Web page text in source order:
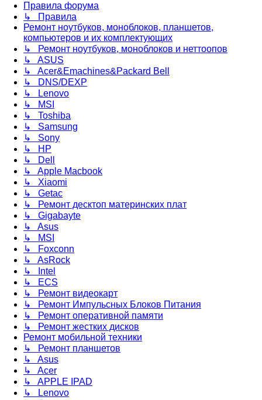
Правила форума
↳ Правила
Ремонт ноутбуков, моноблоков, планшетов,
компьютеров и их комплектующих
↳ Ремонт ноутбуков, моноблоков и неттоопов
↳ ASUS
↳ Acer&Emachines&Packard Bell
↳ DNS/DEXP
↳ Lenovo
↳ MSI
↳ Toshiba
↳ Samsung
↳ Sony
↳ HP
↳ Dell
↳ Apple Macbook
↳ Xiaomi
↳ Getac
↳ Ремонт десктоп материнских плат
↳ Gigabayte
↳ Asus
↳ MSI
↳ Foxconn
↳ AsRock
↳ Intel
↳ ECS
↳ Ремонт видеокарт
↳ Ремонт Импульсных Блоков Питания
↳ Ремонт оперативной памяти
↳ Ремонт жестких дисков
Ремонт мобильной техники
↳ Ремонт планшетов
↳ Asus
↳ Acer
↳ APPLE IPAD
↳ Lenovo